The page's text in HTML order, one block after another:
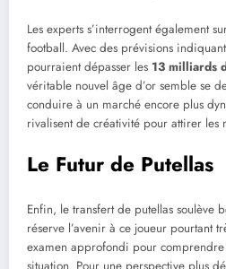
Les experts s’interrogent également
football. Avec des prévisions
pourraient dépasser les 13 milliards
véritable nouvel âge d’or semble se
conduire à un marché encore plus
rivalisent de créativité pour attirer les
Le Futur de Putellas
Enfin, le transfert de putellas soulève
réserve l’avenir à ce joueur pourtant
examen approfondi pour comprendre